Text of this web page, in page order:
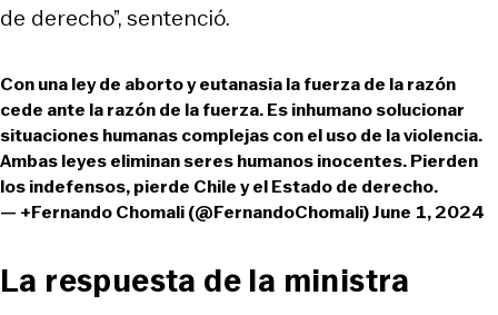
de derecho”, sentenció.
Con una ley de aborto y eutanasia la fuerza de la razón
cede ante la razón de la fuerza. Es inhumano solucionar
situaciones humanas complejas con el uso de la violencia.
Ambas leyes eliminan seres humanos inocentes. Pierden
los indefensos, pierde Chile y el Estado de derecho.
— +Fernando Chomali (@FernandoChomali)June 1, 2024
La respuesta de la ministra